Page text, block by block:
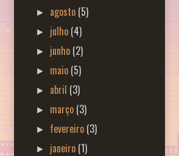
► agosto (5)
► julho (4)
► junho (2)
► maio (5)
► abril (3)
► março (3)
► fevereiro (3)
► janeiro (1)